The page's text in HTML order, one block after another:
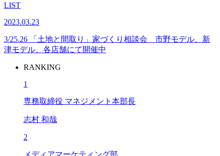
LIST
2023.03.23
3/25.26 「土地と間取り」家づくり相談会 市野モデル、新
津モデル、各店舗にて開催中
RANKING
1
専務取締役 マネジメント本部長
志村 和哉
2
メディアマーケティング部